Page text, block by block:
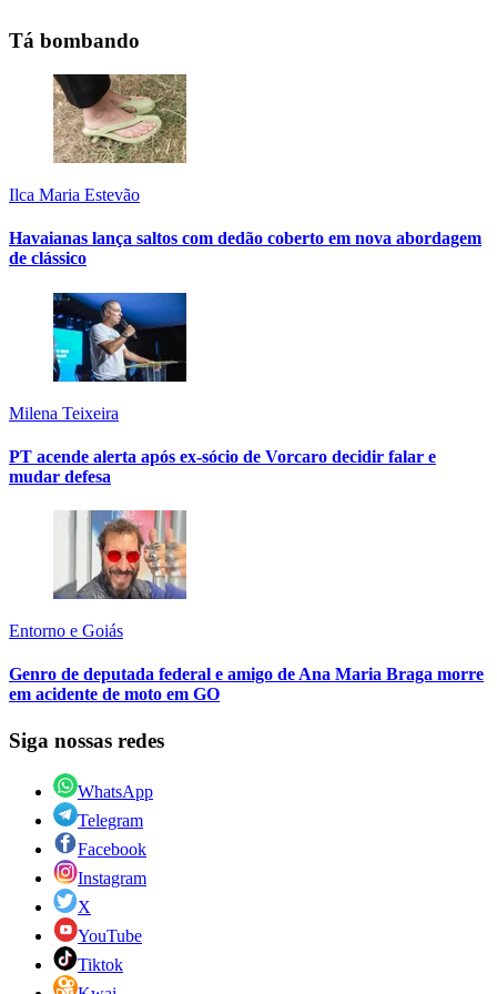
Tá bombando
Ilca Maria Estevão
Havaianas lança saltos com dedão coberto em nova abordagem
de clássico
Milena Teixeira
PT acende alerta após ex-sócio de Vorcaro decidir falar e
mudar defesa
Entorno e Goiás
Genro de deputada federal e amigo de Ana Maria Braga morre
em acidente de moto em GO
Siga nossas redes
WhatsApp
Telegram
Facebook
Instagram
X
YouTube
Tiktok